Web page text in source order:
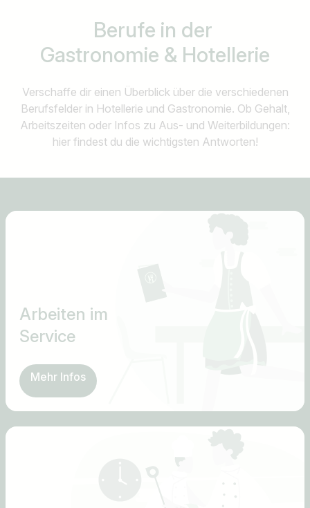
Berufe in der
Gastronomie & Hotellerie
Verschaffe dir einen Überblick über die verschiedenen
Berufsfelder in Hotellerie und Gastronomie. Ob Gehalt,
Arbeitszeiten oder Infos zu Aus- und Weiterbildungen:
hier findest du die wichtigsten Antworten!
Arbeiten im
Service
Mehr Infos